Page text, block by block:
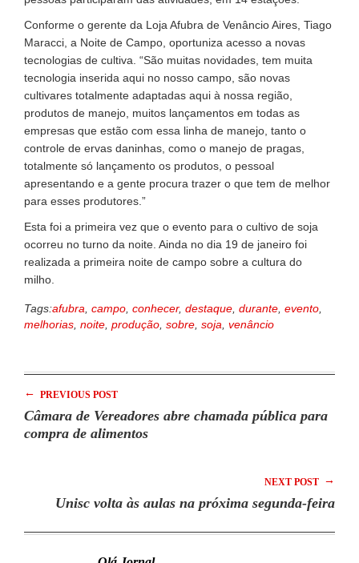
Conforme o gerente da Loja Afubra de Venâncio Aires, Tiago
Maracci, a Noite de Campo, oportuniza acesso a novas
tecnologias de cultiva. “São muitas novidades, tem muita
tecnologia inserida aqui no nosso campo, são novas
cultivares totalmente adaptadas aqui à nossa região,
produtos de manejo, muitos lançamentos em todas as
empresas que estão com essa linha de manejo, tanto o
controle de ervas daninhas, como o manejo de pragas,
totalmente só lançamento os produtos, o pessoal
apresentando e a gente procura trazer o que tem de melhor
para esses produtores.”
Esta foi a primeira vez que o evento para o cultivo de soja
ocorreu no turno da noite. Ainda no dia 19 de janeiro foi
realizada a primeira noite de campo sobre a cultura do
milho.
Tags:afubra campo conhecer, destaque durante evento
melhorias noite produção sobre soja venâncio
← PREVIOUS POST
Câmara de Vereadores abre chamada pública para
compra de alimentos
NEXT POST →
Unisc volta às aulas na próxima segunda-feira